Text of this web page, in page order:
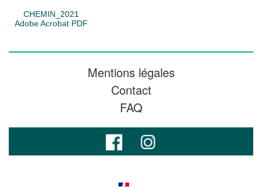
CHEMIN_2021
Adobe Acrobat PDF
Mentions légales
Contact
FAQ